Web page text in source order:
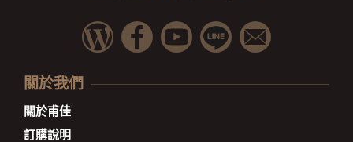
關於我們
關於甫佳
訂購說明